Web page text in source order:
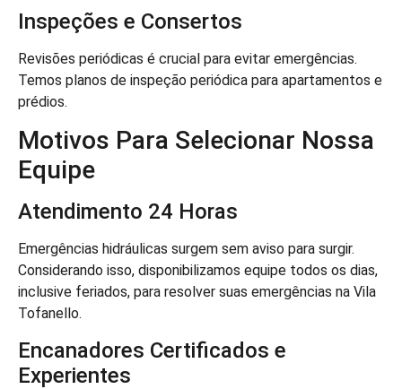
Inspeções e Consertos
Revisões periódicas é crucial para evitar emergências.
Temos planos de inspeção periódica para apartamentos e
prédios.
Motivos Para Selecionar Nossa
Equipe
Atendimento 24 Horas
Emergências hidráulicas surgem sem aviso para surgir.
Considerando isso, disponibilizamos equipe todos os dias,
inclusive feriados, para resolver suas emergências na Vila
Tofanello.
Encanadores Certificados e
Experientes